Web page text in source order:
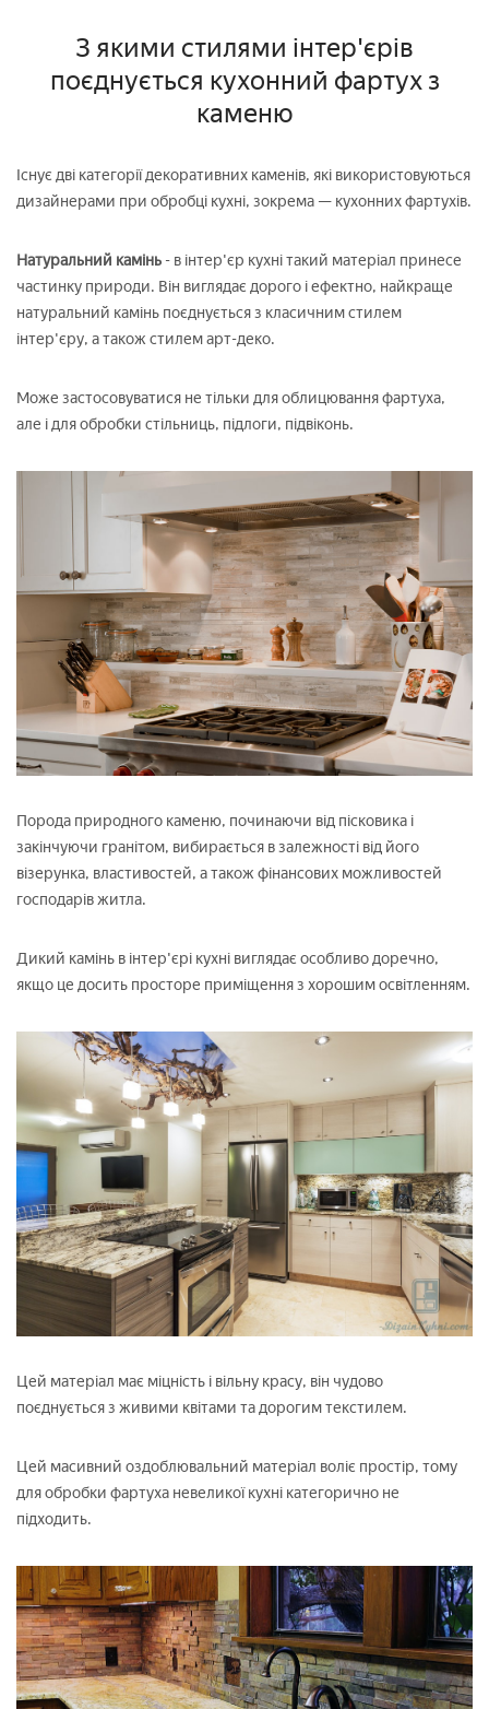
З якими стилями інтер'єрів
поєднується кухонний фартух з
каменю
Існує дві категорії декоративних каменів, які використовуються
дизайнерами при обробці кухні, зокрема — кухонних фартухів.
Натуральний камінь - в інтер'єр кухні такий матеріал принесе
частинку природи. Він виглядає дорого і ефектно, найкраще
натуральний камінь поєднується з класичним стилем
інтер'єру, а також стилем арт-деко.
Може застосовуватися не тільки для облицювання фартуха,
але і для обробки стільниць, підлоги, підвіконь.
Порода природного каменю, починаючи від пісковика і
закінчуючи гранітом, вибирається в залежності від його
візерунка, властивостей, а також фінансових можливостей
господарів житла.
Дикий камінь в інтер'єрі кухні виглядає особливо доречно,
якщо це досить просторе приміщення з хорошим освітленням.
Цей матеріал має міцність і вільну красу, він чудово
поєднується з живими квітами та дорогим текстилем.
Цей масивний оздоблювальний матеріал воліє простір, тому
для обробки фартуха невеликої кухні категорично не
підходить.